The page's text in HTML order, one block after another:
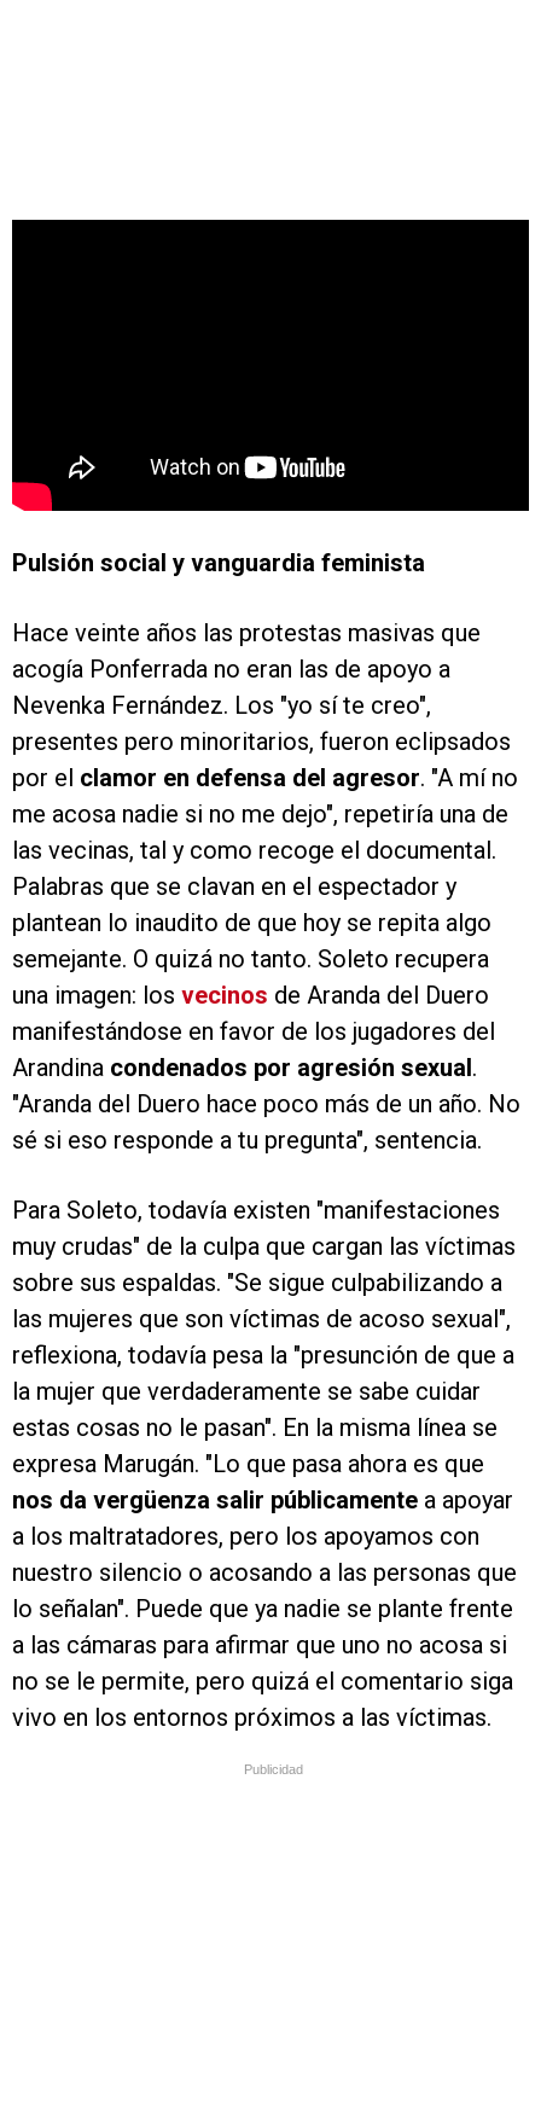
Pulsión social y vanguardia feminista
Hace veinte años las protestas masivas que
acogía Ponferrada no eran las de apoyo a
Nevenka Fernández. Los "yo sí te creo",
presentes pero minoritarios, fueron eclipsados
por el clamor en defensa del agresor. "A mí no
me acosa nadie si no me dejo", repetiría una de
las vecinas, tal y como recoge el documental.
Palabras que se clavan en el espectador y
plantean lo inaudito de que hoy se repita algo
semejante. O quizá no tanto. Soleto recupera
una imagen: los vecinos de Aranda del Duero
manifestándose en favor de los jugadores del
Arandina condenados por agresión sexual.
"Aranda del Duero hace poco más de un año. No
sé si eso responde a tu pregunta", sentencia.
Para Soleto, todavía existen "manifestaciones
muy crudas" de la culpa que cargan las víctimas
sobre sus espaldas. "Se sigue culpabilizando a
las mujeres que son víctimas de acoso sexual",
reflexiona, todavía pesa la "presunción de que a
la mujer que verdaderamente se sabe cuidar
estas cosas no le pasan". En la misma línea se
expresa Marugán. "Lo que pasa ahora es que
nos da vergüenza salir públicamente a apoyar
a los maltratadores, pero los apoyamos con
nuestro silencio o acosando a las personas que
lo señalan". Puede que ya nadie se plante frente
a las cámaras para afirmar que uno no acosa si
no se le permite, pero quizá el comentario siga
vivo en los entornos próximos a las víctimas.
Publicidad